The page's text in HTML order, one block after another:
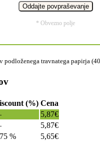
* Obvezno polje
podloženega travnatega papirja
(%) Cena
5,87€
5,87€
% 5,65€